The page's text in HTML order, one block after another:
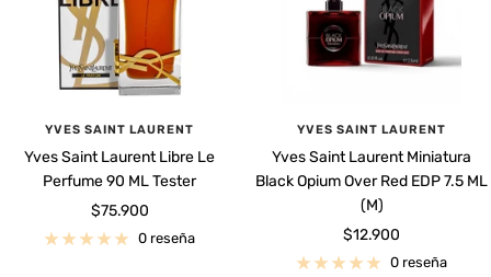
YVES SAINT LAURENT
Yves Saint Laurent Libre Le
Perfume 90 ML Tester
Precio
de
$75.900
0 reseña
YVES SAINT LAURENT
Yves Saint Laurent Miniatura
Black Opium Over Red EDP 7.5 ML
(M)
Precio
de
$12.900
0 reseña